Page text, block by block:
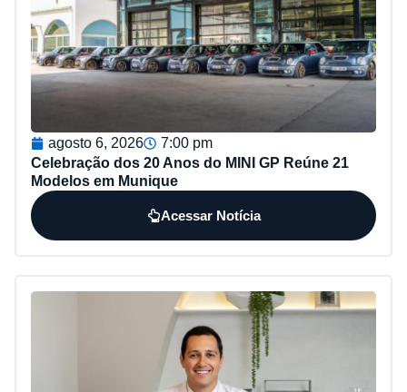
agosto 6, 2026
7:00 pm
Celebração dos 20 Anos do MINI GP Reúne 21
Modelos em Munique
Acessar Notícia